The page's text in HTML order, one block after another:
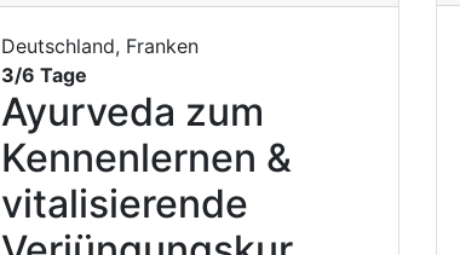
Deutschland, Franken
3/6 Tage
Ayurveda zum
Kennenlernen &
vitalisierende